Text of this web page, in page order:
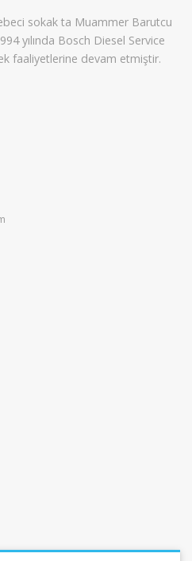
sokak ta Muammer Barutcu
yılında Bosch Diesel Service
faaliyetlerine devam etmiştir.